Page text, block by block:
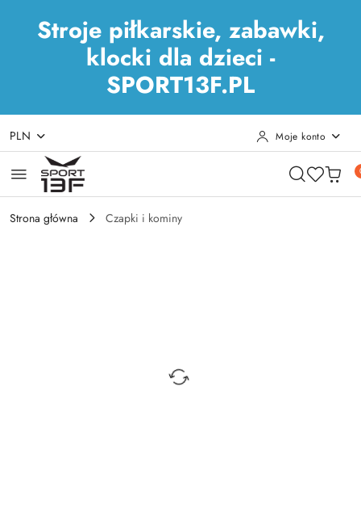
Stroje piłkarskie, zabawki,
klocki dla dzieci -
SPORT13F.PL
Przejdź do treści głównej
Przejdź do wyszukiwarki
Przejdź do moje konto
Przejdź do menu głównego
Przejdź do opisu produktu
Przejdź do stopki
PLN Moje konto
Strona główna Czapki i kominy